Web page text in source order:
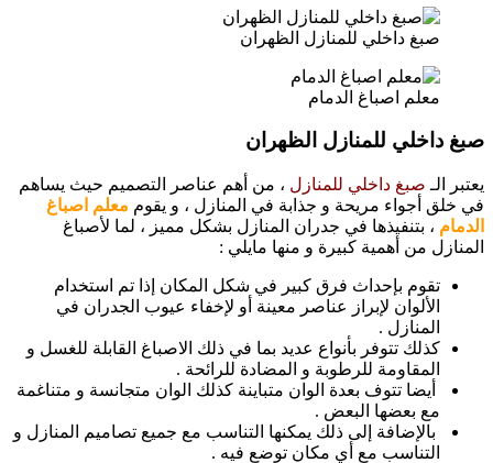
صبغ داخلي للمنازل الظهران
معلم اصباغ الدمام
صبغ داخلي للمنازل الظهران
يعتبر الـ صبغ داخلي للمنازل ، من أهم عناصر التصميم حيث يساهم
في خلق أجواء مريحة و جذابة في المنازل ، و يقوم معلم اصباغ
الدمام ، بتنفيذها في جدران المنازل بشكل مميز ، لما لأصباغ
المنازل من أهمية كبيرة و منها مايلي :
تقوم بإحداث فرق كبير في شكل المكان إذا تم استخدام
الألوان لإبراز عناصر معينة أو لإخفاء عيوب الجدران في
المنازل .
كذلك تتوفر بأنواع عديد بما في ذلك الاصباغ القابلة للغسل و
المقاومة للرطوبة و المضادة للرائحة .
أيضا تتوف بعدة الوان متباينة كذلك الوان متجانسة و متناغمة
مع بعضها البعض .
بالإضافة إلى ذلك يمكنها التناسب مع جميع تصاميم المنازل و
التناسب مع أي مكان توضع فيه .